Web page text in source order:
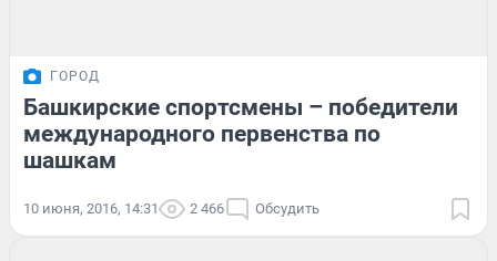
ГОРОД
Башкирские спортсмены – победители
международного первенства по
шашкам
10 июня, 2016, 14:31 2 466 Обсудить